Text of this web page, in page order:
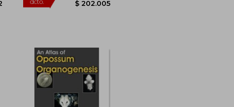
$ 442.424
$ 221.212
50%
dcto.